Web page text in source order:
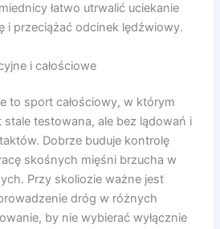
łatwo utrwalić uciekanie
i przeciążać odcinek lędźwiowy.
i całościowe
to sport całościowy, w którym
stale testowana, ale bez lądowań i
Dobrze buduje kontrolę
skośnych mięśni brzucha w
Przy skoliozie ważne jest
dróg w różnych
by nie wybierać wyłącznie